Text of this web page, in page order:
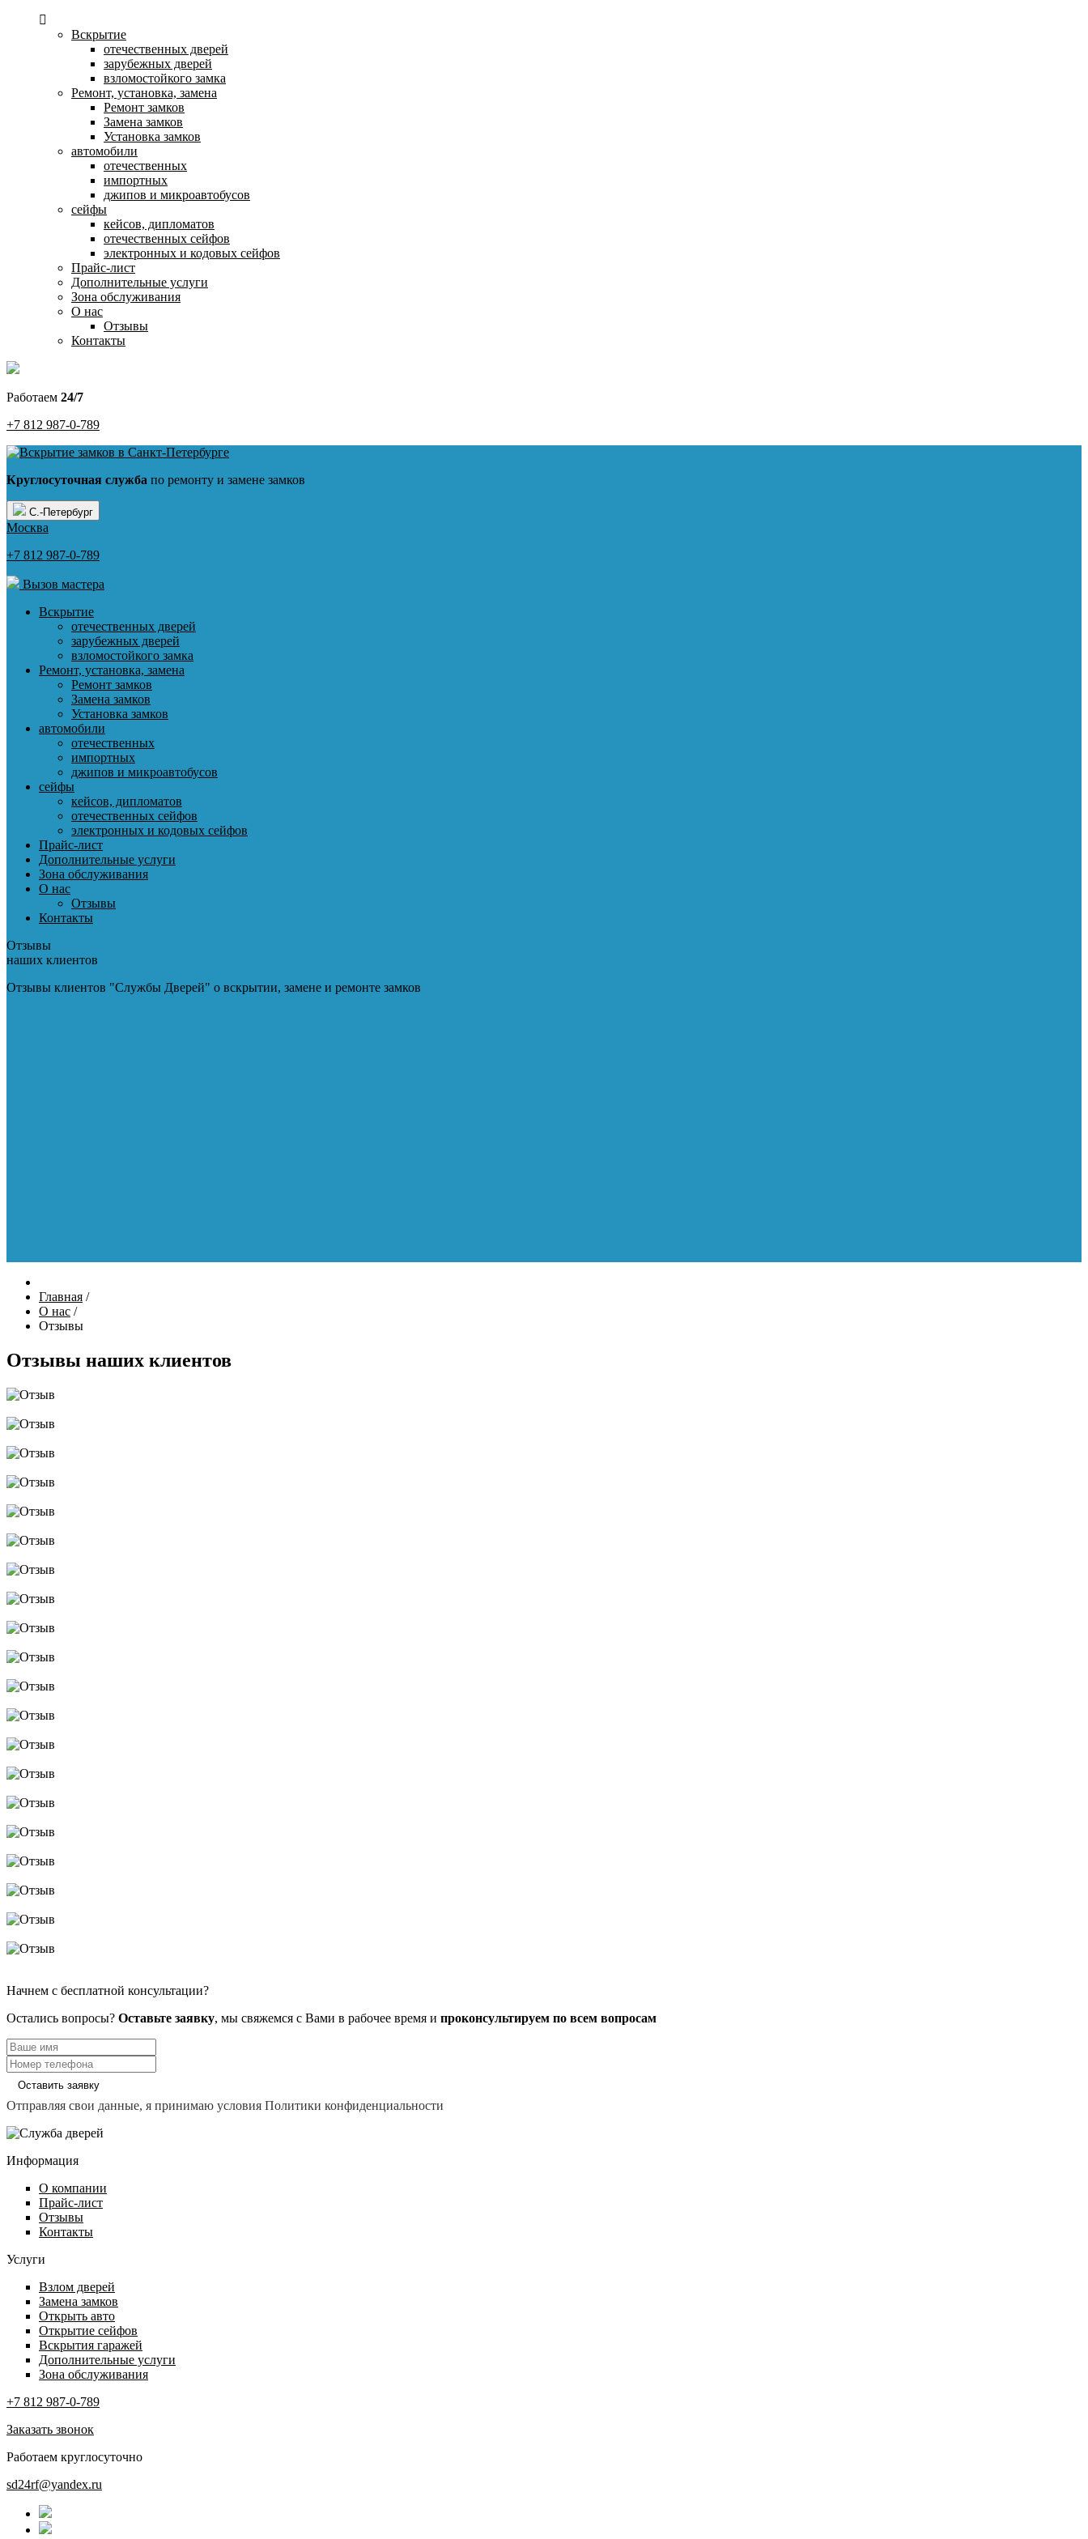
Вскрытие
отечественных дверей
зарубежных дверей
взломостойкого замка
Ремонт, установка, замена
Ремонт замков
Замена замков
Установка замков
автомобили
отечественных
импортных
джипов и микроавтобусов
сейфы
кейсов, дипломатов
отечественных сейфов
электронных и кодовых сейфов
Прайс-лист
Дополнительные услуги
Зона обслуживания
О нас
Отзывы
Контакты
Работаем 24/7
+7 812 987-0-789
Круглосуточная служба по ремонту и замене замков
С.-Петербург
Москва
+7 812 987-0-789
Вызов мастера
Вскрытие
отечественных дверей
зарубежных дверей
взломостойкого замка
Ремонт, установка, замена
Ремонт замков
Замена замков
Установка замков
автомобили
отечественных
импортных
джипов и микроавтобусов
сейфы
кейсов, дипломатов
отечественных сейфов
электронных и кодовых сейфов
Прайс-лист
Дополнительные услуги
Зона обслуживания
О нас
Отзывы
Контакты
Отзывы
наших клиентов
Отзывы клиентов "Службы Дверей" о вскрытии, замене и ремонте замков
Главная /
О нас /
Отзывы
Отзывы наших клиентов
Начнем с бесплатной консультации?
Остались вопросы? Оставьте заявку, мы свяжемся с Вами в рабочее время и проконсультируем по всем вопросам
Оставить заявку
Отправляя свои данные, я принимаю условия Политики конфиденциальности
Информация
О компании
Прайс-лист
Отзывы
Контакты
Услуги
Взлом дверей
Замена замков
Открыть авто
Открытие сейфов
Вскрытия гаражей
Дополнительные услуги
Зона обслуживания
+7 812 987-0-789
Заказать звонок
Работаем круглосуточно
sd24rf@yandex.ru